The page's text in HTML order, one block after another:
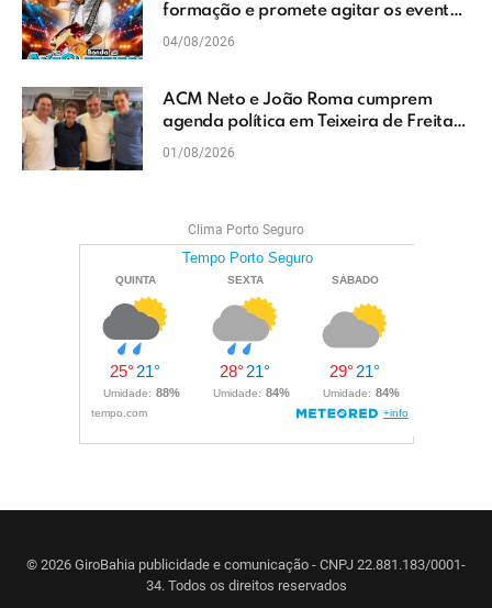
formação e promete agitar os eventos
do Extremo Sul da Bahia
04/08/2026
ACM Neto e João Roma cumprem
agenda política em Teixeira de Freitas
e reforçam projeto para o Extremo Sul
01/08/2026
Clima Porto Seguro
© 2026 GiroBahia publicidade e comunicação - CNPJ 22.881.183/0001-
34. Todos os direitos reservados